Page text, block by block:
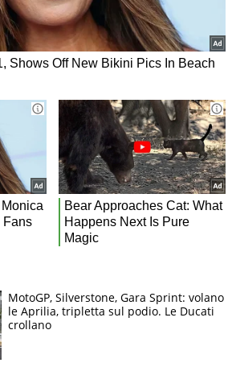
MotoGP, Silverstone, Gara Sprint: volano
le Aprilia, tripletta sul podio. Le Ducati
crollano